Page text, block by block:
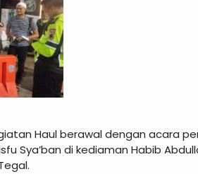
Haul berawal dengan acara
Sya’ban di kediaman Habib